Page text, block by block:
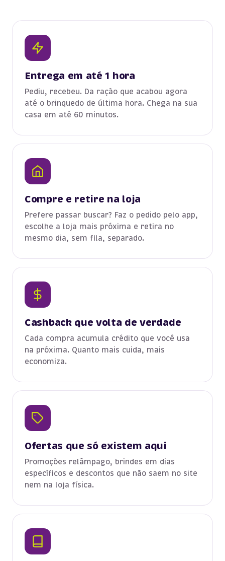
Entrega em até 1 hora
Pediu, recebeu. Da ração que acabou agora
até o brinquedo de última hora. Chega na sua
casa em até 60 minutos.
Compre e retire na loja
Prefere passar buscar? Faz o pedido pelo app,
escolhe a loja mais próxima e retira no
mesmo dia, sem fila, separado.
Cashback que volta de verdade
Cada compra acumula crédito que você usa
na próxima. Quanto mais cuida, mais
economiza.
Ofertas que só existem aqui
Promoções relâmpago, brindes em dias
específicos e descontos que não saem no site
nem na loja física.